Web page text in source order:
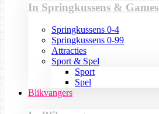
In Springkussens & Games
Springkussens 0-4
Springkussens 0-99
Attracties
Sport & Spel
Sport
Spel
Blikvangers